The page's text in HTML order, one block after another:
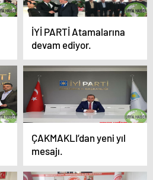
İYİ PARTİ Atamalarına
devam ediyor.
ÇAKMAKLI’dan yeni yıl
mesajı.